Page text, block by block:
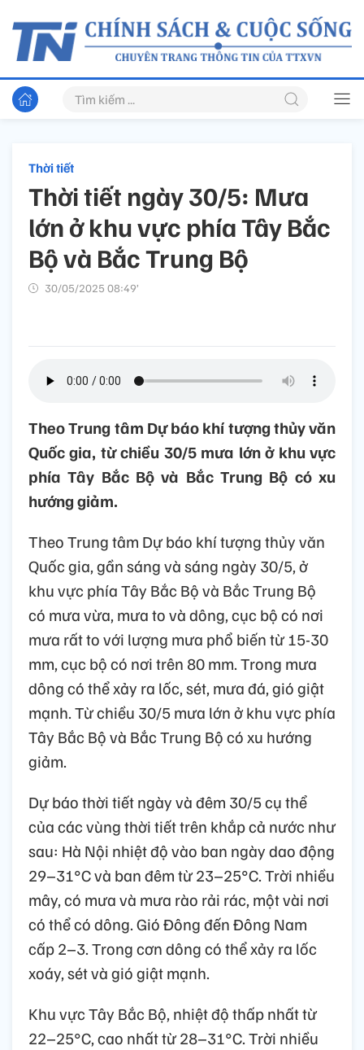
Thời tiết
Thời tiết ngày 30/5: Mưa
lớn ở khu vực phía Tây Bắc
Bộ và Bắc Trung Bộ
30/05/2025 08:49’
Theo Trung tâm Dự báo khí tượng thủy văn
Quốc gia, từ chiều 30/5 mưa lớn ở khu vực
phía Tây Bắc Bộ và Bắc Trung Bộ có xu
hướng giảm.
Theo Trung tâm Dự báo khí tượng thủy văn
Quốc gia, gần sáng và sáng ngày 30/5, ở
khu vực phía Tây Bắc Bộ và Bắc Trung Bộ
có mưa vừa, mưa to và dông, cục bộ có nơi
mưa rất to với lượng mưa phổ biến từ 15-30
mm, cục bộ có nơi trên 80 mm. Trong mưa
dông có thể xảy ra lốc, sét, mưa đá, gió giật
mạnh. Từ chiều 30/5 mưa lớn ở khu vực phía
Tây Bắc Bộ và Bắc Trung Bộ có xu hướng
giảm.
Dự báo thời tiết ngày và đêm 30/5 cụ thể
của các vùng thời tiết trên khắp cả nước như
sau: Hà Nội nhiệt độ vào ban ngày dao động
29–31°C và ban đêm từ 23–25°C. Trời nhiều
mây, có mưa và mưa rào rải rác, một vài nơi
có thể có dông. Gió Đông đến Đông Nam
cấp 2–3. Trong cơn dông có thể xảy ra lốc
xoáy, sét và gió giật mạnh.
Khu vực Tây Bắc Bộ, nhiệt độ thấp nhất từ
22–25°C, cao nhất từ 28–31°C. Trời nhiều